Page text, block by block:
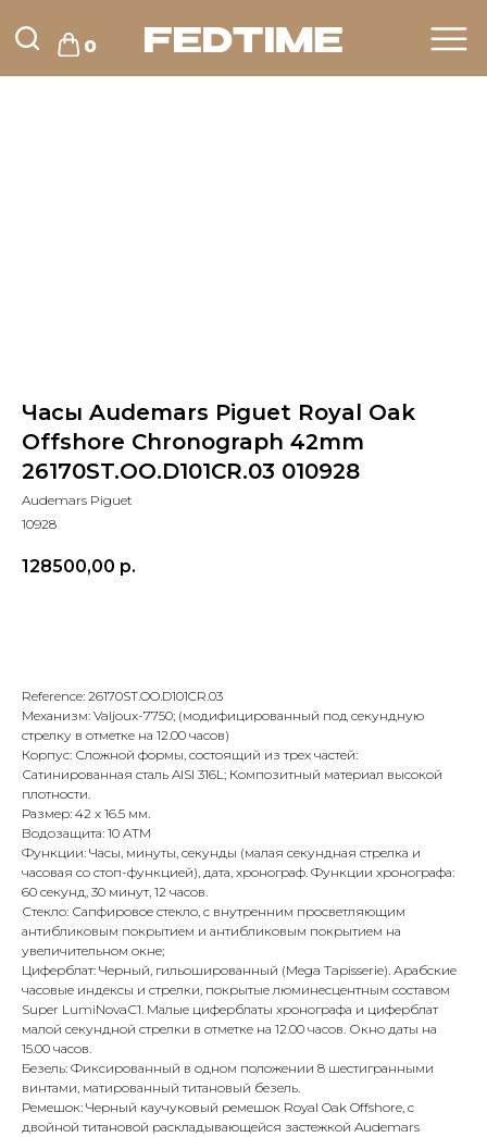
0
Часы Audemars Piguet Royal Oak
Offshore Chronograph 42mm
26170ST.OO.D101CR.03 010928
Audemars Piguet
10928
128500,00 р.
Reference: 26170ST.OO.D101CR.03
Механизм: Valjoux-7750; (модифицированный под секундную
стрелку в отметке на 12.00 часов)
Корпус: Сложной формы, состоящий из трех частей:
Сатинированная сталь AISI 316L; Композитный материал высокой
плотности.
Размер: 42 х 16.5 мм.
Водозащита: 10 ATM
Функции: Часы, минуты, секунды (малая секундная стрелка и
часовая со стоп-функцией), дата, хронограф. Функции хронографа:
60 секунд, 30 минут, 12 часов.
Стекло: Сапфировое стекло, с внутренним просветляющим
антибликовым покрытием и антибликовым покрытием на
увеличительном окне;
Циферблат: Черный, гильошированный (Mega Tapisserie). Арабские
часовые индексы и стрелки, покрытые люминесцентным составом
Super LumiNovaС1. Малые циферблаты хронографа и циферблат
малой секундной стрелки в отметке на 12.00 часов. Окно даты на
15.00 часов.
Безель: Фиксированный в одном положении 8 шестигранными
винтами, матированный титановый безель.
Ремешок: Черный каучуковый ремешок Royal Oak Offshore, с
двойной титановой раскладывающейся застежкой Audemars
Оплата при получении
Заказ опласивается
после примерки и
осмотра товара
Подробная
консультация
Ответим на все вопросы
и поможем с выбором